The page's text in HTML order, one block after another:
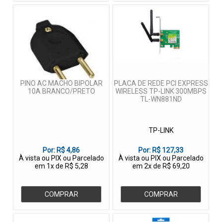
PINO AC MACHO BIPOLAR
10A BRANCO/PRETO
Por: R$ 4,86
À vista ou PIX ou Parcelado
em 1x de R$ 5,28
COMPRAR
PLACA DE REDE PCI EXPRESS
WIRELESS TP-LINK 300MBPS
TL-WN881ND
TP-LINK
Por: R$ 127,33
À vista ou PIX ou Parcelado
em 2x de R$ 69,20
COMPRAR